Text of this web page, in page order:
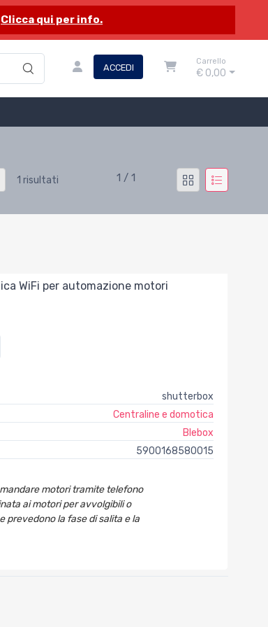
Clicca qui per info.
ACCEDI
Carrello
€ 0,00
1 risultati 1 / 1
WiFi per automazione motori
shutterbox
Centraline e domotica
Blebox
5900168580015
motori tramite telefono
ai motori per avvolgibili o
prevedono la fase di salita e la